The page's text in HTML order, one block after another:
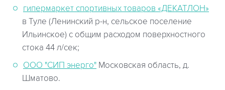
гипермаркет спортивных товаров «ДЕКАТЛОН»
в Туле (Ленинский р-н, сельское поселение
Ильинское) с общим расходом поверхностного
стока 44 л/сек;
ООО "СИП энерго" Московская область, д.
Шматово.